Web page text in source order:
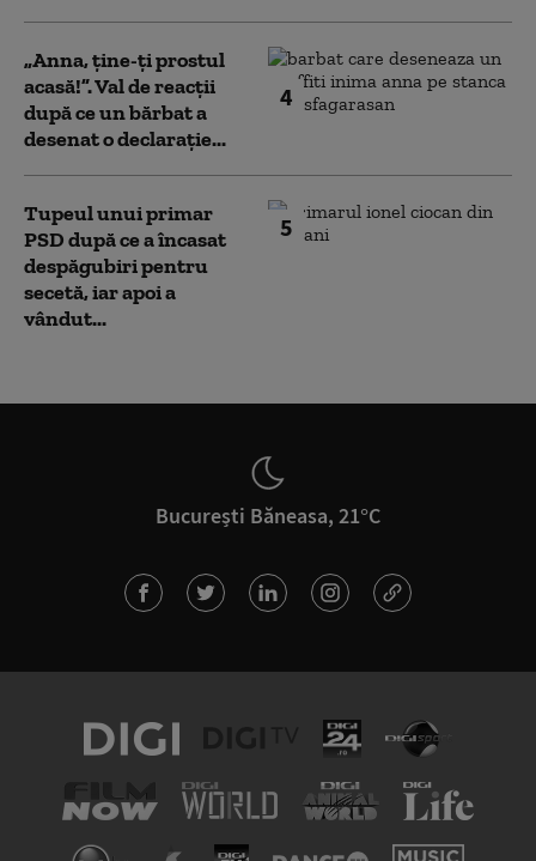
4
„Anna, ţine-ţi prostul
acasă!”. Val de reacții
după ce un bărbat a
desenat o declarație...
5
Tupeul unui primar
PSD după ce a încasat
despăgubiri pentru
secetă, iar apoi a
vândut...
București Băneasa, 21°C